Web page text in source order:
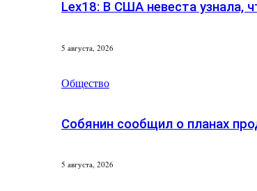
Lex18: В США невеста узнала,
5 августа, 2026
Общество
Собянин сообщил о планах
5 августа, 2026